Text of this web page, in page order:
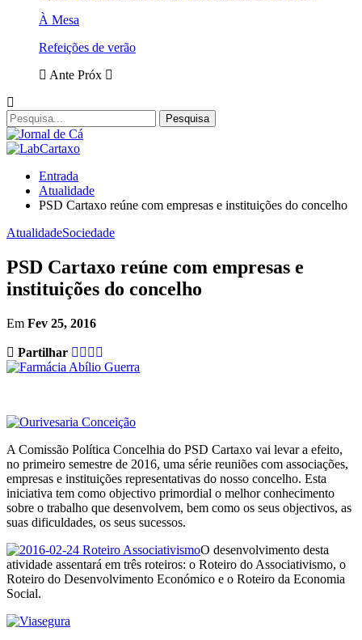
À Mesa
Refeições de verão
Ante Próx
Entrada
Atualidade
PSD Cartaxo reúne com empresas e instituições do concelho
AtualidadeSociedade
PSD Cartaxo reúne com empresas e
instituições do concelho
Em Fev 25, 2016
Partilhar
A Comissão Política Concelhia do PSD Cartaxo vai levar a efeito,
no primeiro semestre de 2016, uma série reuniões com associações,
empresas e instituições representativas do nosso concelho. Esta
iniciativa tem como objectivo primordial o melhor conhecimento
sobre o trabalho que desenvolvem, bem como os seus objectivos, as
suas dificuldades, os seus sucessos.
O desenvolvimento desta
atividade assentará em três roteiros: o Roteiro do Associativismo, o
Roteiro do Desenvolvimento Económico e o Roteiro da Economia
Social.